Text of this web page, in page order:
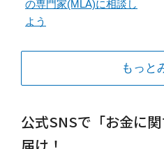
の専門家(MLA)に相談し
よう
もっと
公式SNSで「お金に